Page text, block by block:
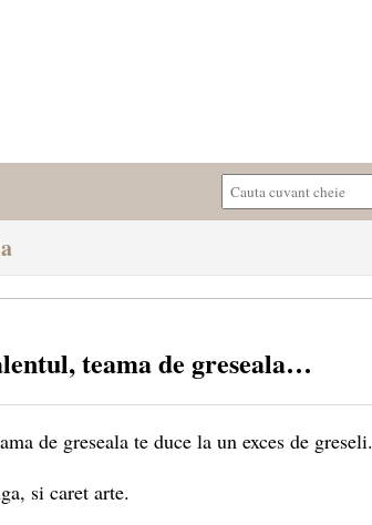
teama de greseala…
de greseala te duce la un exces de greseli.
si caret arte.